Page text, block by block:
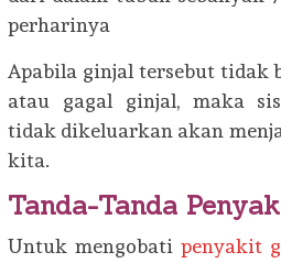
perharinya
Apabila ginjal tersebut tidak
atau gagal ginjal, maka
tidak dikeluarkan akan
kita.
Tanda-Tanda
Untuk mengobati penyakit